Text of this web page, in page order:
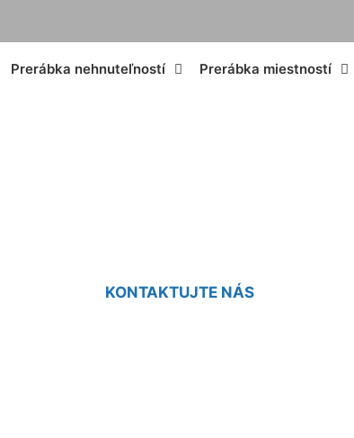
Prerábka nehnuteľností Prerábka miestností
KONTAKTUJTE NÁS